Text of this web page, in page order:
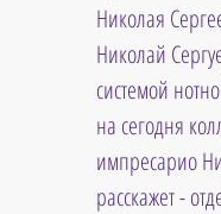
Николая
Николай
системой
на сегодня
импресарио
расскажет -